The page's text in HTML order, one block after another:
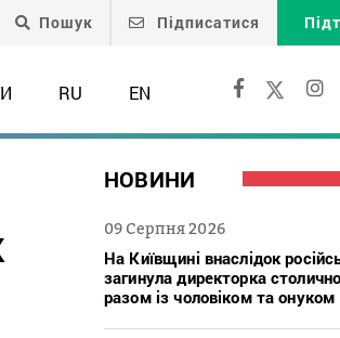
Пошук Підписатися
RU EN
НОВИНИ
09 Серпня 2026
На Київщині внаслідок
загинула директорка
разом із чоловіком та онуком